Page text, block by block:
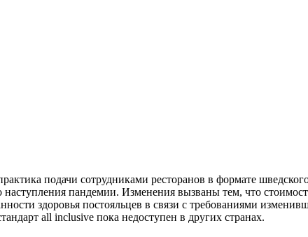
подачи сотрудниками ресторанов в формате
пандемии. Изменения вызваны тем, что
здоровья постояльцев в связи с требованиями
all inclusive пока недоступен в других странах.